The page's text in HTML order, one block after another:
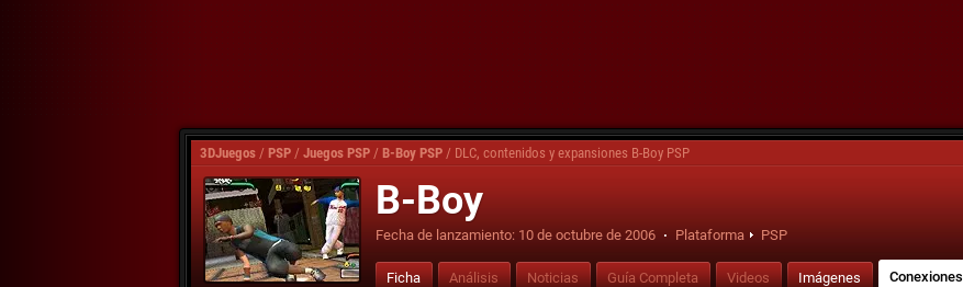
3DJuegos / PSP / Juegos PSP / B-Boy PSP / DLC, contenidos y expansiones B-Boy PSP
B-Boy
Fecha de lanzamiento: 10 de octubre de 2006 · Plataforma PSP
Ficha Análisis Noticias Guía Completa Videos Imágenes Conexiones